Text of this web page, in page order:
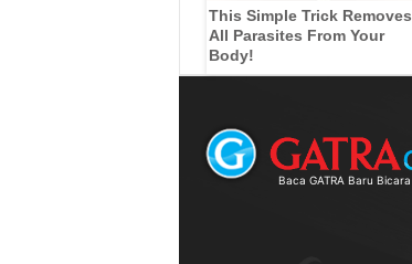
This Simple Trick Removes
All Parasites From Your
Body!
Baca GATRA Baru Bicara